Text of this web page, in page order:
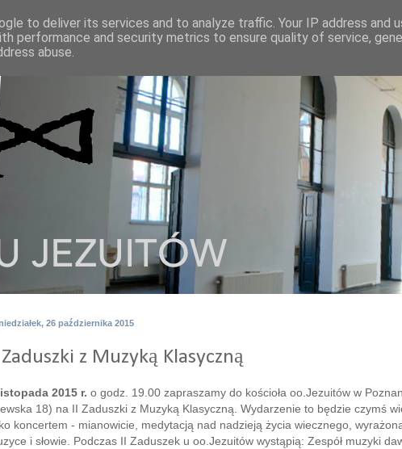
26 października 2015
z Muzyką Klasyczną
2015 r. o godz. 19.00 zapraszamy do kościoła oo.Jezuitów w
18) na II Zaduszki z Muzyką Klasyczną. Wydarzenie to będzie czymś
koncertem - mianowicie, medytacją nad nadzieją życia wiecznego,
i słowie. Podczas II Zaduszek u oo.Jezuitów wystąpią: Zespół muzyki
to deliver its services and to analyze traffic. Your IP address and
performance and security metrics to ensure quality of service,
abuse.